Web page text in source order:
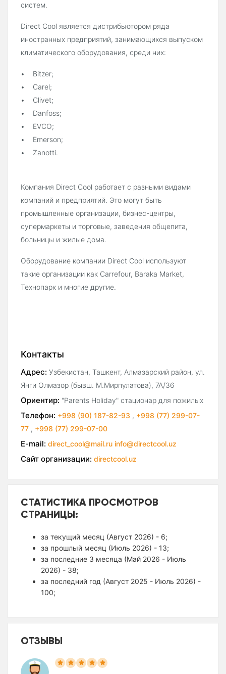
систем.
Direct Cool является дистрибьютором ряда
иностранных предприятий, занимающихся выпуском
климатического оборудования, среди них:
• Bitzer;
• Carel;
• Clivet;
• Danfoss;
• EVCO;
• Emerson;
• Zanotti.
Компания Direct Cool работает с разными видами
компаний и предприятий. Это могут быть
промышленные организации, бизнес-центры,
супермаркеты и торговые, заведения общепита,
больницы и жилые дома.
Оборудование компании Direct Cool используют
такие организации как Carrefour, Baraka Market,
Технопарк и многие другие.
Контакты
Адрес: Узбекистан, Ташкент, Алмазарский район, ул.
Янги Олмазор (бывш. М.Мирпулатова), 7А/36
Ориентир: "Parents Holiday" стационар для пожилых
Телефон: +998 (90) 187-82-93 , +998 (77) 299-07-
77 , +998 (77) 299-07-00
E-mail: direct_cool@mail.ru info@directcool.uz
Сайт организации: directcool.uz
СТАТИСТИКА ПРОСМОТРОВ
СТРАНИЦЫ:
за текущий месяц (Август 2026) - 6;
за прошлый месяц (Июль 2026) - 13;
за последние 3 месяца (Май 2026 - Июль
2026) - 38;
за последний год (Август 2025 - Июль 2026) -
100;
ОТЗЫВЫ